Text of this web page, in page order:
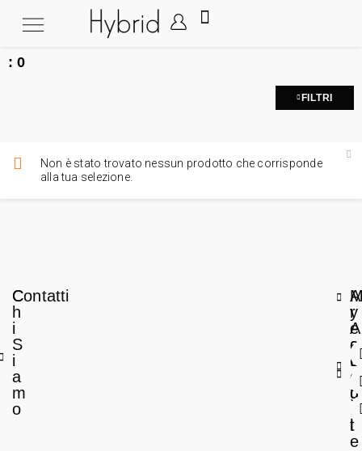
:0
FILTRI
Non è stato trovato nessun prodotto che corrisponde
alla tua selezione.
C
h
i
S
i
a
m
o
Contatti
A
r
e
a
L
e
g
l
e
y
A
c
c
o
u
t